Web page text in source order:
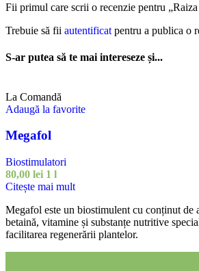
Fii primul care scrii o recenzie pentru
Trebuie să fii autentificat pentru a publica o
S-ar putea să te mai intereseze și...
La Comandă
Adaugă la favorite
Megafol
Biostimulatori
80,00 lei 1 l
Citește mai mult
Megafol este un biostimulent cu conținut de
betaină, vitamine și substanțe nutritive
facilitarea regenerării plantelor.